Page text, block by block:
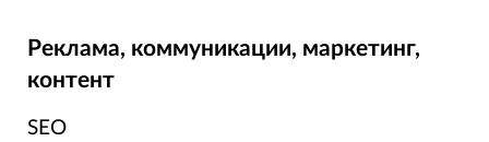
Реклама, коммуникации, маркетинг,
контент
SEO